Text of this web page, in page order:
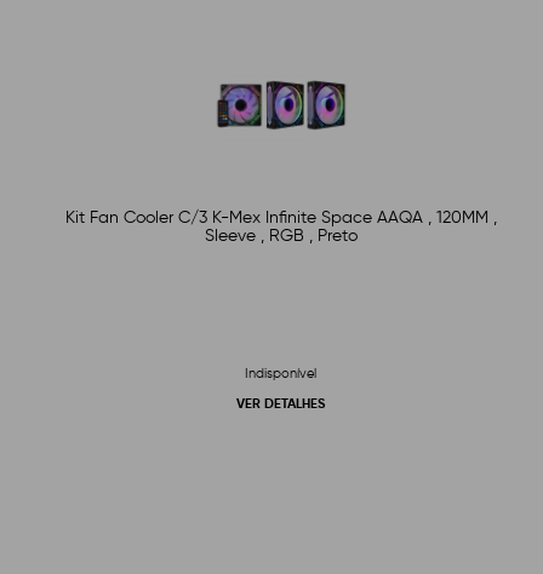
Kit Fan Cooler C/3 K-Mex Infinite Space AAQA , 120MM ,
Sleeve , RGB , Preto
Indisponível
VER DETALHES